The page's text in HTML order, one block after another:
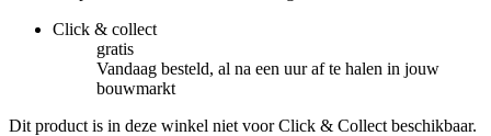
Click & collect
gratis
Vandaag besteld, al na een uur af te halen in jouw
bouwmarkt
Dit product is in deze winkel niet voor Click & Collect beschikbaar.